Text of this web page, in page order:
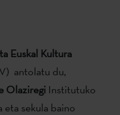
Euskal Kultura
antolatu du,
OlaziregiInstitutuko
eta sekula baino